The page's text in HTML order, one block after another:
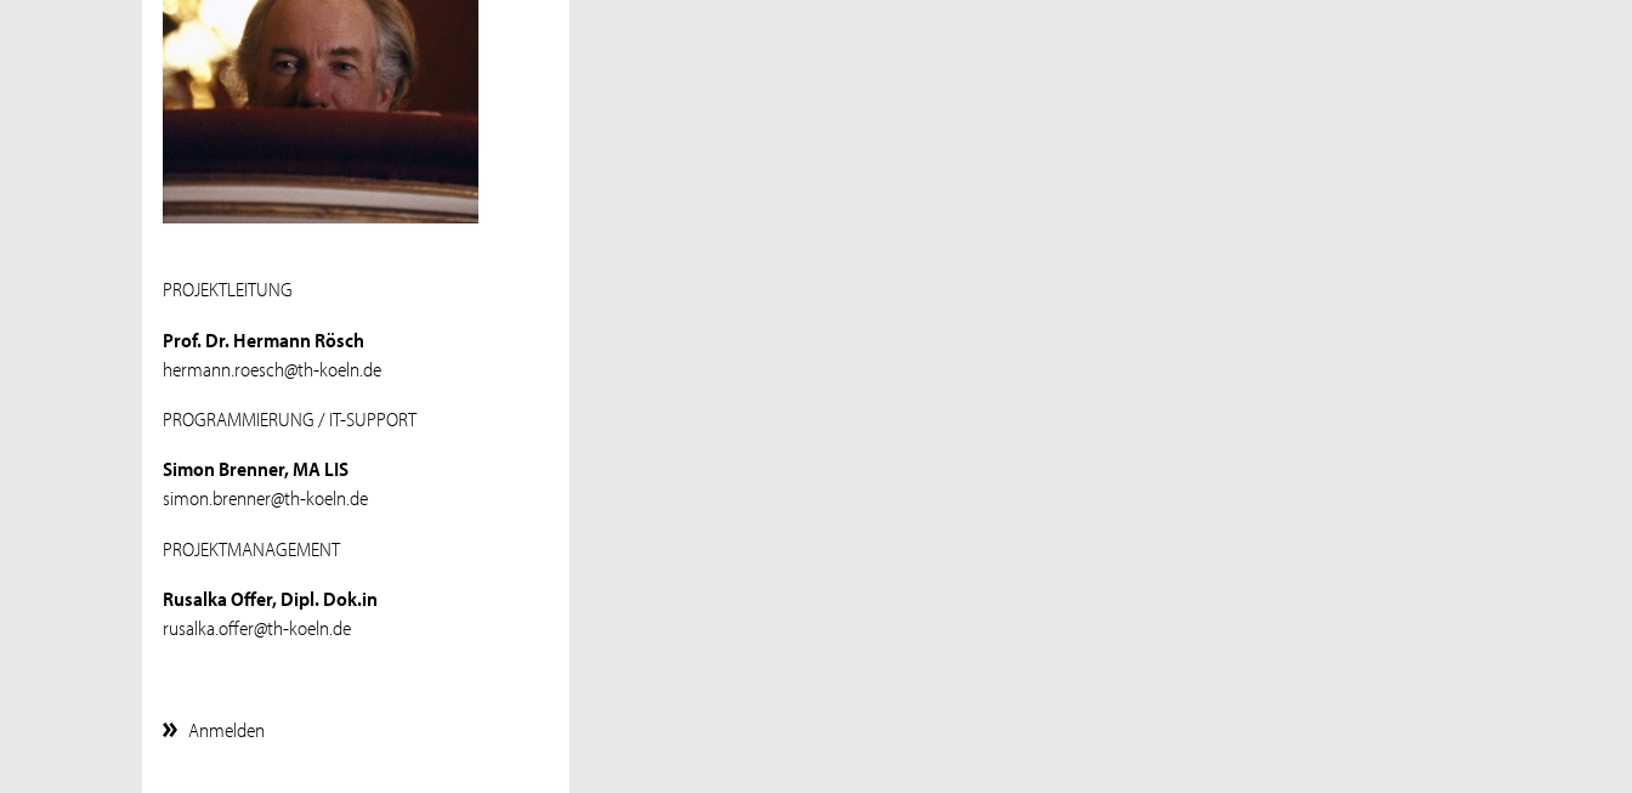
PROJEKTLEITUNG
Prof. Dr. Hermann Rösch
hermann.roesch@th-koeln.de
PROGRAMMIERUNG / IT-SUPPORT
Simon Brenner, MA LIS
simon.brenner@th-koeln.de
PROJEKTMANAGEMENT
Rusalka Offer, Dipl. Dok.in
rusalka.offer@th-koeln.de
Anmelden